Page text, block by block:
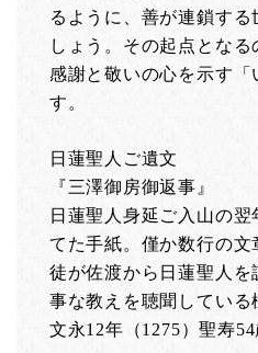
るように、善が連鎖する
しょう。その起点とな
感謝と敬いの心を示す
す。
日蓮聖人ご遺文
『三澤御房御返事』
日蓮聖人身延ご入山の
てた手紙。僅か数行の
徒が佐渡から日蓮聖人を
事な教えを聴聞している
文永12年（1275）聖寿54